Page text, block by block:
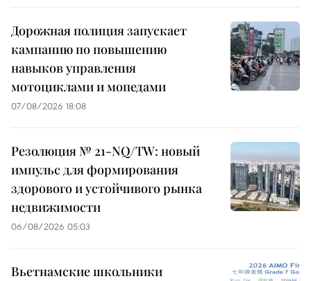
Дорожная полиция запускает
кампанию по повышению
навыков управления
мотоциклами и мопедами
07/08/2026 18:08
Резолюция № 21-NQ/TW: новый
импульс для формирования
здорового и устойчивого рынка
недвижимости
06/08/2026 05:03
Вьетнамские школьники